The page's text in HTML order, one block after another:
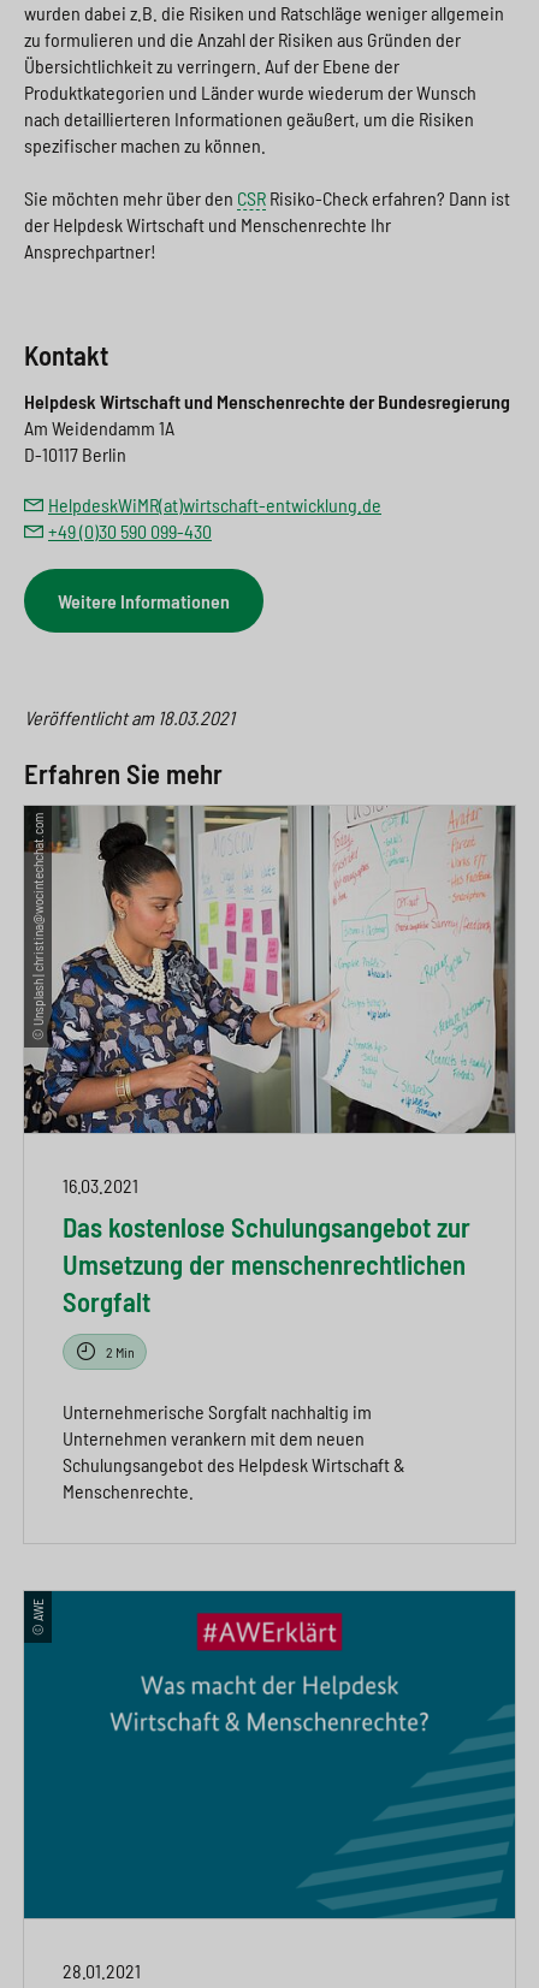
wurden dabei z.B. die Risiken und Ratschläge weniger allgemein
zu formulieren und die Anzahl der Risiken aus Gründen der
Übersichtlichkeit zu verringern. Auf der Ebene der
Produktkategorien und Länder wurde wiederum der Wunsch
nach detaillierteren Informationen geäußert, um die Risiken
spezifischer machen zu können.
Sie möchten mehr über den CSR Risiko-Check erfahren? Dann ist
der Helpdesk Wirtschaft und Menschenrechte Ihr
Ansprechpartner!
Kontakt
Helpdesk Wirtschaft und Menschenrechte der Bundesregierung
Am Weidendamm 1A
D-10117 Berlin
HelpdeskWiMR(at)wirtschaft-entwicklung.de
+49 (0)30 590 099-430
Weitere Informationen
Veröffentlicht am 18.03.2021
Erfahren Sie mehr
© Unsplash | christina@wocintechchat.com
16.03.2021
Das kostenlose Schulungsangebot zur
Umsetzung der menschenrechtlichen
Sorgfalt
2 Min
Unternehmerische Sorgfalt nachhaltig im
Unternehmen verankern mit dem neuen
Schulungsangebot des Helpdesk Wirtschaft &
Menschenrechte.
© AWE
28.01.2021